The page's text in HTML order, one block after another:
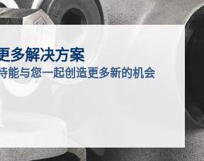
多解决方案
能与您一起创造更多新的机会